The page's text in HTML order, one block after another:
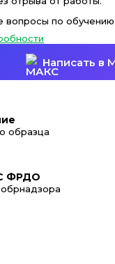
вопросы по обучению
Написать в
образца
ФРДО